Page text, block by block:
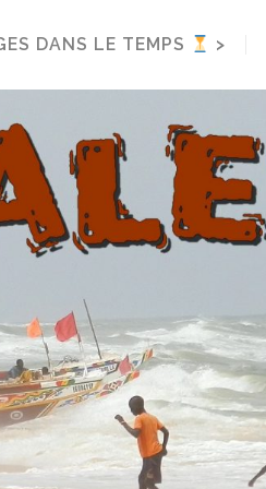
DANS LE TEMPS >